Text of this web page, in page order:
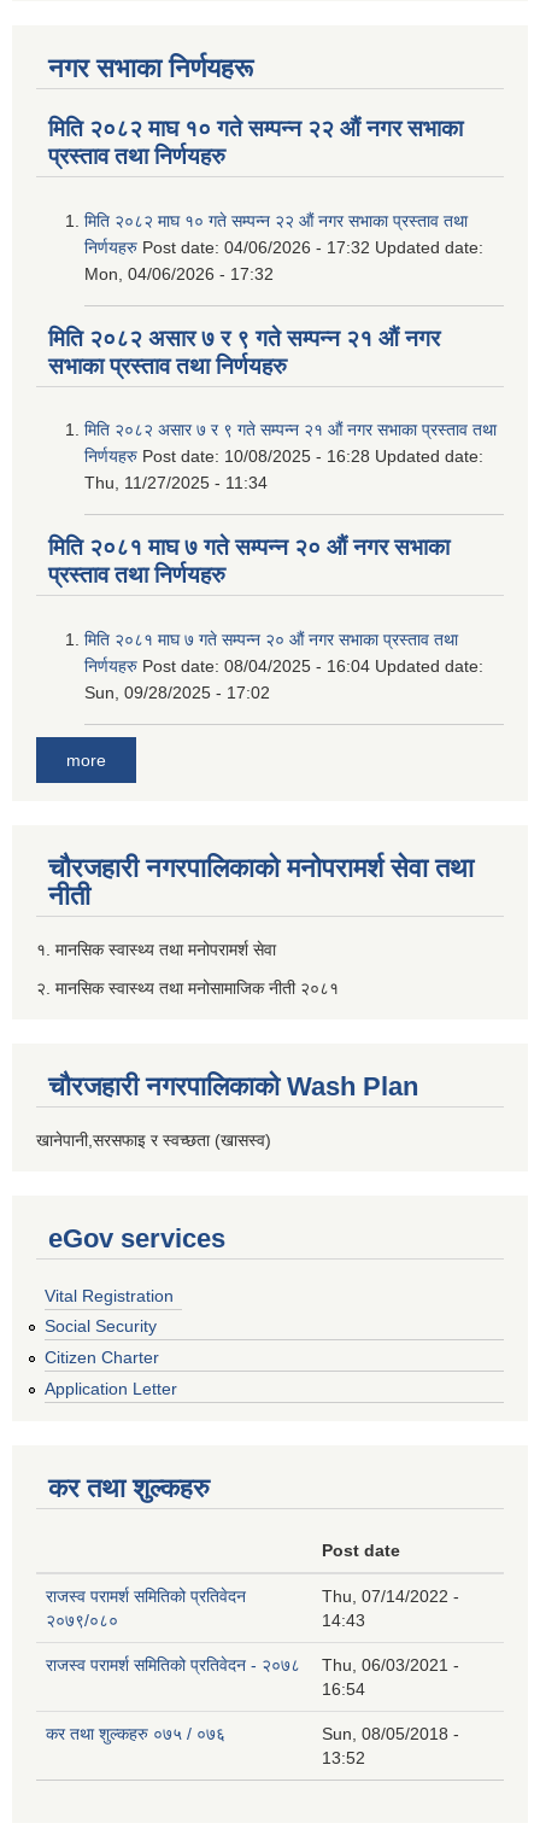
नगर सभाका निर्णयहरू
मिति २०८२ माघ १० गते सम्पन्न २२ औं नगर सभाका
प्रस्ताव तथा निर्णयहरु
मिति २०८२ माघ १० गते सम्पन्न २२ औं नगर सभाका प्रस्ताव तथा
निर्णयहरु Post date: 04/06/2026 - 17:32 Updated date:
Mon, 04/06/2026 - 17:32
मिति २०८२ असार ७ र ९ गते सम्पन्न २१ औं नगर
सभाका प्रस्ताव तथा निर्णयहरु
मिति २०८२ असार ७ र ९ गते सम्पन्न २१ औं नगर सभाका प्रस्ताव तथा
निर्णयहरु Post date: 10/08/2025 - 16:28 Updated date:
Thu, 11/27/2025 - 11:34
मिति २०८१ माघ ७ गते सम्पन्न २० औं नगर सभाका
प्रस्ताव तथा निर्णयहरु
मिति २०८१ माघ ७ गते सम्पन्न २० औं नगर सभाका प्रस्ताव तथा
निर्णयहरु Post date: 08/04/2025 - 16:04 Updated date:
Sun, 09/28/2025 - 17:02
more
चौरजहारी नगरपालिकाको मनोपरामर्श सेवा तथा
नीती
१. मानसिक स्वास्थ्य तथा मनोपरामर्श सेवा
२. मानसिक स्वास्थ्य तथा मनोसामाजिक नीती २०८१
चौरजहारी नगरपालिकाको Wash Plan
खानेपानी,सरसफाइ र स्वच्छता (खासस्व)
eGov services
Vital Registration
Social Security
Citizen Charter
Application Letter
कर तथा शुल्कहरु
Post date
राजस्व परामर्श समितिको प्रतिवेदन
२०७९/०८०
Thu, 07/14/2022 -
14:43
राजस्व परामर्श समितिको प्रतिवेदन - २०७८
Thu, 06/03/2021 -
16:54
कर तथा शुल्कहरु ०७५ / ०७६
Sun, 08/05/2018 -
13:52